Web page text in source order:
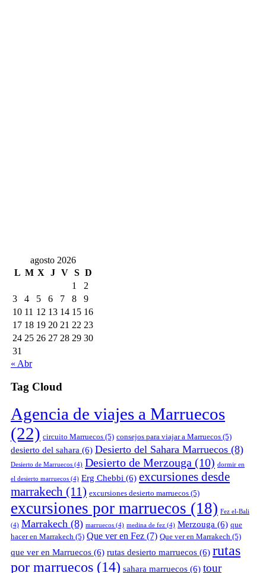
agosto 2026
L M X J V S D
1
2
3
4 5 6 7 8
9
10 11 12 13 14 15 16
17 18 19 20 21 22 23
24 25 26 27 28 29 30
31
« Abr
Tag Cloud
Agencia de viajes a Marruecos
(22) circuito Marruecos (5) consejos para viajar a Marruecos (5)
desierto del sahara (6) Desierto del Sahara Marruecos (8)
Desierto de Marruecos (4) Desierto de Merzouga (10) dormir en
el desierto marruecos (4) Erg Chebbi (6) excursiones desde
marrakech (11) excursiones desierto marruecos (5)
excursiones por marruecos (18) Fez el-Bali
(4) Marrakech (8) marruecos (4) medina de fez (4) Merzouga (6) que
hacer en Marrakech (5) Que ver en Fez (7) Que ver en Marrakech (5)
que ver en Marruecos (6) rutas desierto marruecos (6) rutas
por marruecos (14) sahara marruecos (6) tour